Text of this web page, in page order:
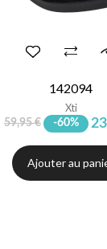
142094
Xti
59,95 € -60%
Ajouter au